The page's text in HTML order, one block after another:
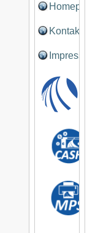
Kontakt